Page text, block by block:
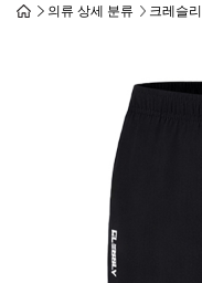
의류 상세 분류 크레슬리